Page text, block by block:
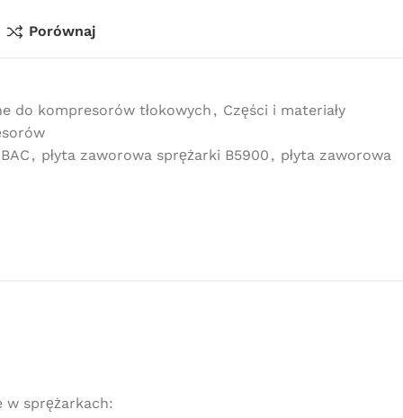
Porównaj
do kompresorów tłokowych , Części i materiały
, płyta zaworowa sprężarki B5900 , płyta zaworowa
w sprężarkach: